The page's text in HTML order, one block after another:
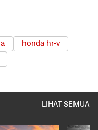
honda hr-v
LIHAT SEMUA